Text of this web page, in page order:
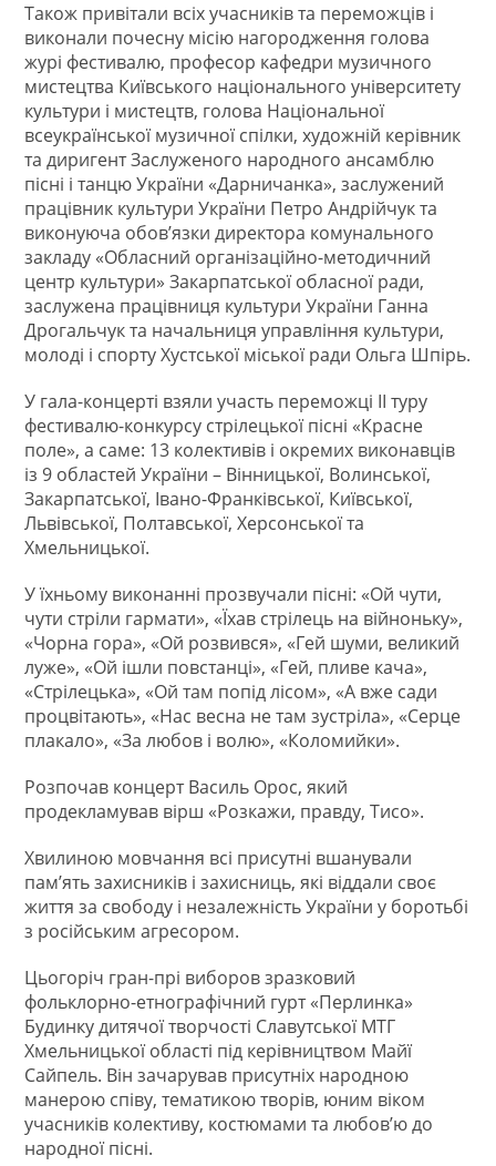
Також привітали всіх учасників та переможців і
виконали почесну місію нагородження голова
журі фестивалю, професор кафедри музичного
мистецтва Київського національного університету
культури і мистецтв, голова Національної
всеукраїнської музичної спілки, художній керівник
та диригент Заслуженого народного ансамблю
пісні і танцю України «Дарничанка», заслужений
працівник культури України Петро Андрійчук та
виконуюча обов’язки директора комунального
закладу «Обласний організаційно-методичний
центр культури» Закарпатської обласної ради,
заслужена працівниця культури України Ганна
Дрогальчук та начальниця управління культури,
молоді і спорту Хустської міської ради Ольга Шпірь.
У гала-концерті взяли участь переможці ІІ туру
фестивалю-конкурсу стрілецької пісні «Красне
поле», а саме: 13 колективів і окремих виконавців
із 9 областей України – Вінницької, Волинської,
Закарпатської, Івано-Франківської, Київської,
Львівської, Полтавської, Херсонської та
Хмельницької.
У їхньому виконанні прозвучали пісні: «Ой чути,
чути стріли гармати», «Їхав стрілець на війноньку»,
«Чорна гора», «Ой розвився», «Гей шуми, великий
луже», «Ой ішли повстанці», «Гей, пливе кача»,
«Стрілецька», «Ой там попід лісом», «А вже сади
процвітають», «Нас весна не там зустріла», «Серце
плакало», «За любов і волю», «Коломийки».
Розпочав концерт Василь Орос, який
продекламував вірш «Розкажи, правду, Тисо».
Хвилиною мовчання всі присутні вшанували
пам’ять захисників і захисниць, які віддали своє
життя за свободу і незалежність України у боротьбі
з російським агресором.
Цьогоріч гран-прі виборов зразковий
фольклорно-етнографічний гурт «Перлинка»
Будинку дитячої творчості Славутської МТГ
Хмельницької області під керівництвом Майї
Сайпель. Він зачарував присутніх народною
манерою співу, тематикою творів, юним віком
учасників колективу, костюмами та любов’ю до
народної пісні.